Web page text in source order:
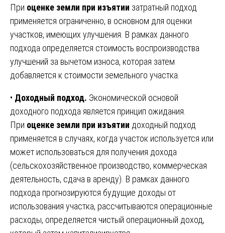
При оценке земли при изъятии затратный подход
применяется ограниченно, в основном для оценки
участков, имеющих улучшения. В рамках данного
подхода определяется стоимость воспроизводства
улучшений за вычетом износа, которая затем
добавляется к стоимости земельного участка.
• Доходный подход. Экономической основой
доходного подхода является принцип ожидания.
При оценке земли при изъятии доходный подход
применяется в случаях, когда участок используется или
может использоваться для получения дохода
(сельскохозяйственное производство, коммерческая
деятельность, сдача в аренду). В рамках данного
подхода прогнозируются будущие доходы от
использования участка, рассчитываются операционные
расходы, определяется чистый операционный доход,